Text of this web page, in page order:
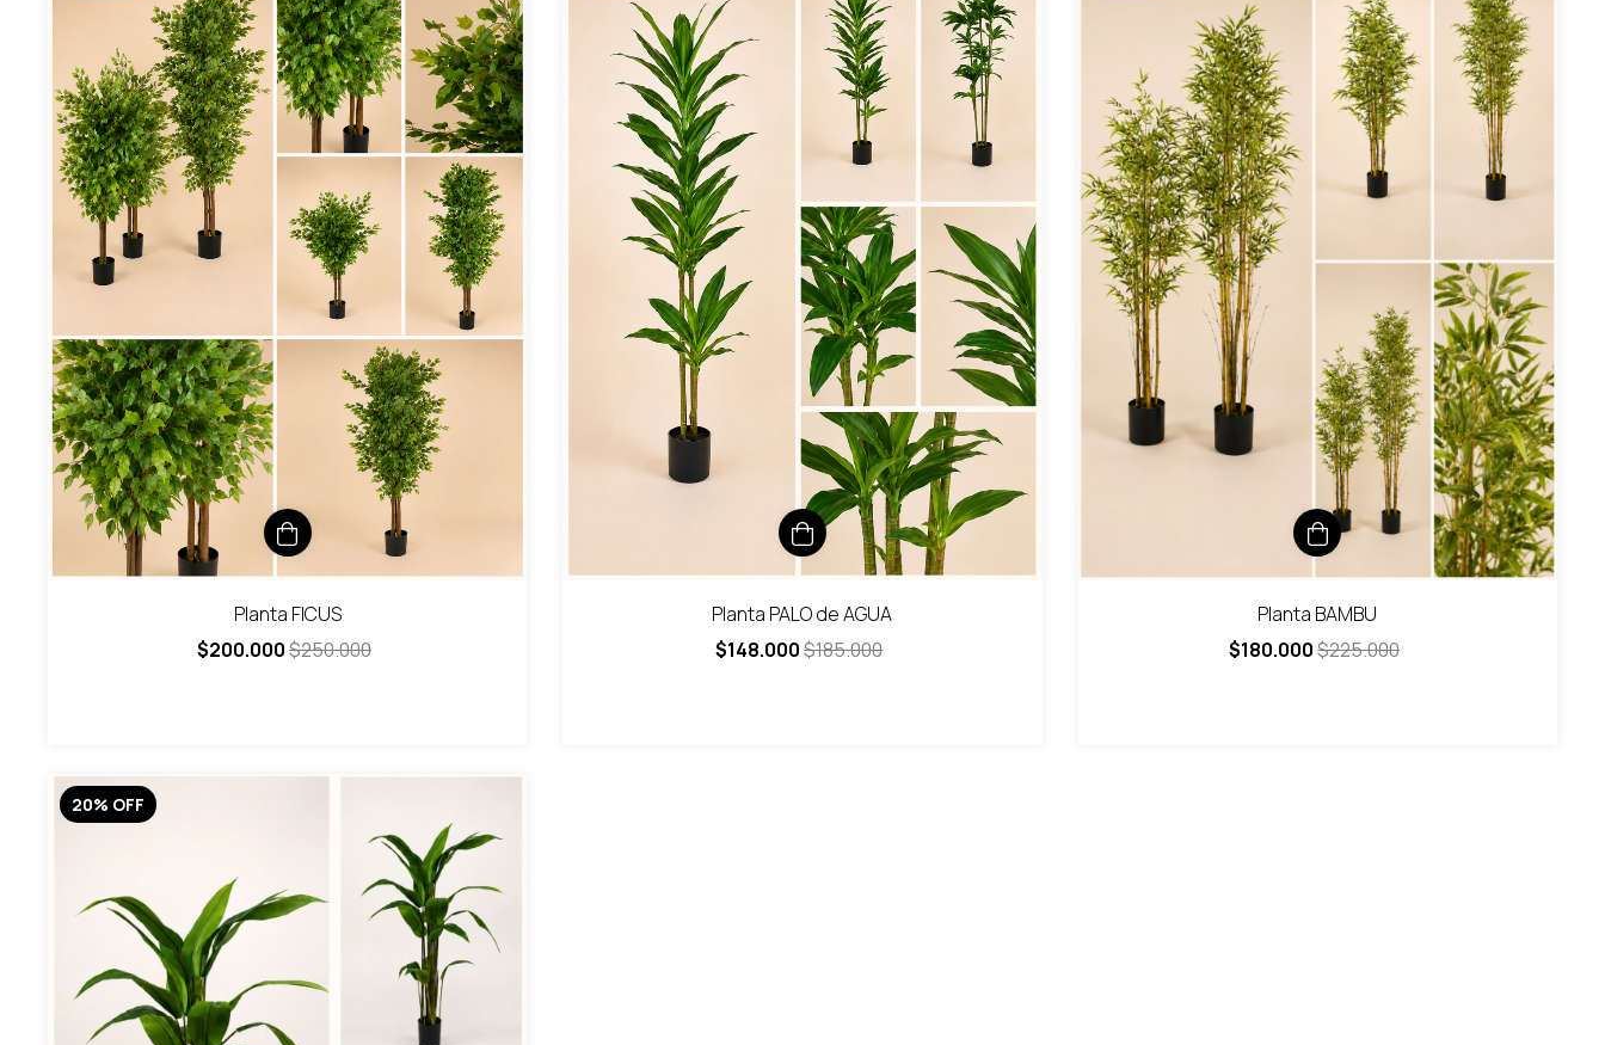
Planta FICUS
$200.000$250.000
Planta PALO de AGUA
$148.000$185.000
Planta BAMBU
$180.000$225.000
20% OFF